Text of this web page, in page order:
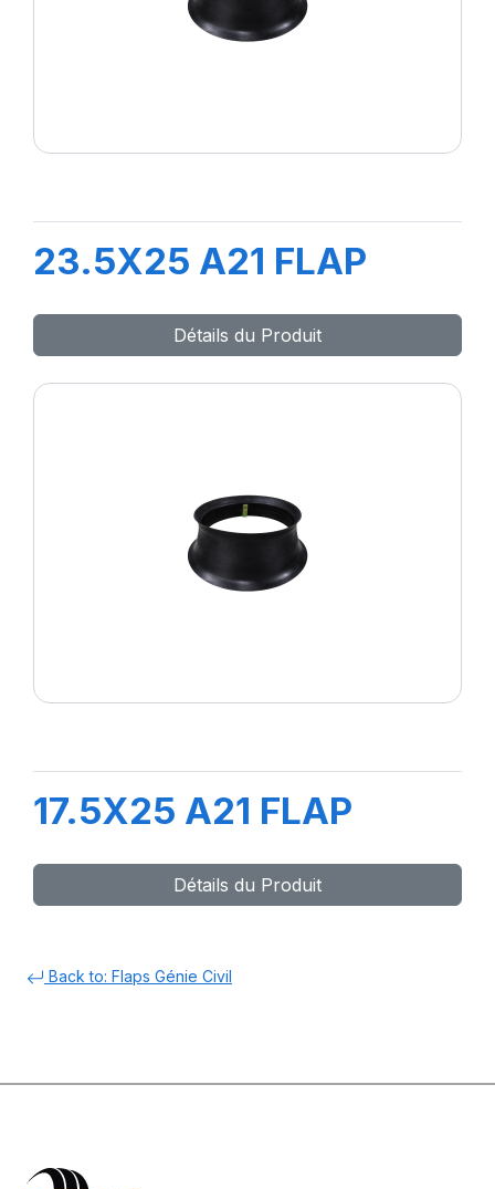
23.5X25 A21 FLAP
Détails du Produit
17.5X25 A21 FLAP
Détails du Produit
Back to: Flaps Génie Civil